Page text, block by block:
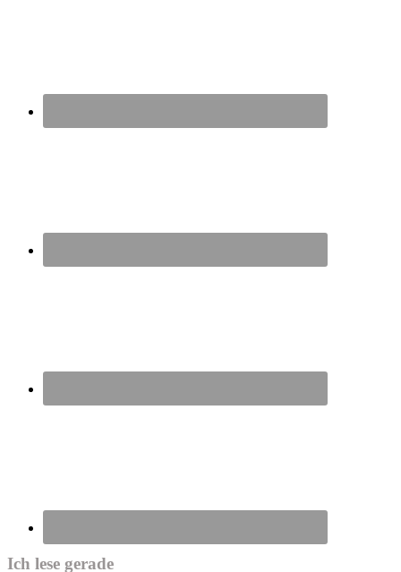
Ich lese gerade